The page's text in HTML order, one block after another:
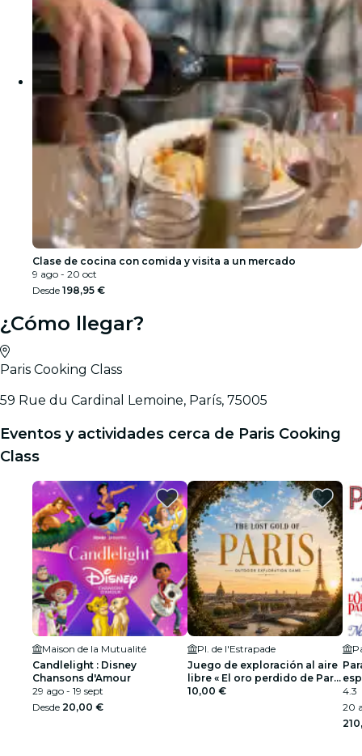
Clase de cocina con comida y visita a un mercado
9 ago - 20 oct
Desde 198,95 €
¿Cómo llegar?
Paris Cooking Class
59 Rue du Cardinal Lemoine, París, 75005
Eventos y actividades cerca de Paris Cooking
Class
Maison de la Mutualité
Candlelight : Disney
Chansons d'Amour
29 ago - 19 sept
Desde 20,00 €
Pl. de l'Estrapade
Juego de exploración al aire
libre « El oro perdido de París
»10,00 €
4.3
20